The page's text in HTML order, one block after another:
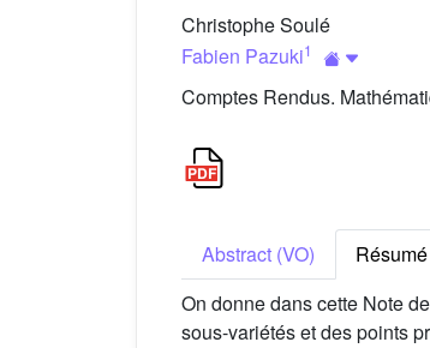
Christophe Soulé
Fabien Pazuki1
Comptes Rendus.
Abstract (VO)
Résumé
On donne dans cette Note
sous-variétés et des points